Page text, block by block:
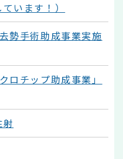
います！）
勢手術助成事業実施
ロチップ助成事業」